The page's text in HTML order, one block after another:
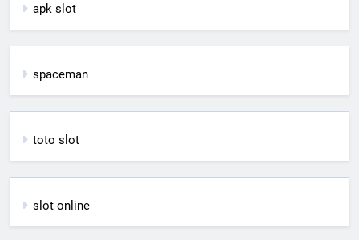
apk slot
spaceman
toto slot
slot online